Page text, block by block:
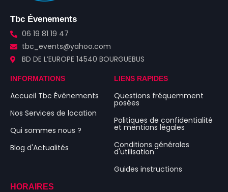
Tbc Évenements
06 19 81 19 47
tbc_events@yahoo.com
BD DE L’EUROPE 14540 BOURGUEBUS
INFORMATIONS
Accueil Tbc Évènements
Nos Services de location
Qui sommes nous ?
Blog d'Actualités
LIENS RAPIDES
Questions fréquemment
posées
Politiques de confidentialité
et mentions légales
Conditions générales
d'utilisation
Guides instructions
HORAIRES